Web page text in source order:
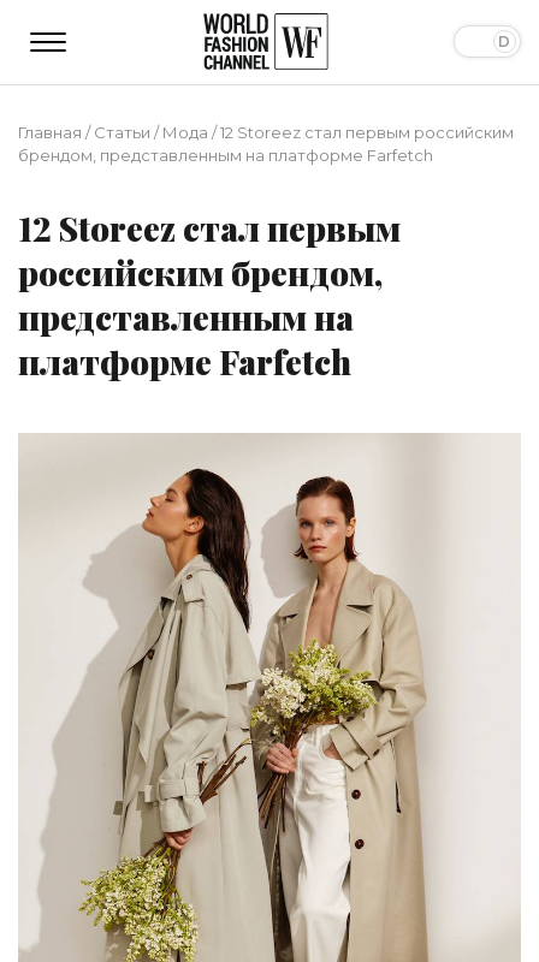
Главная /Статьи /Мода /12 Storeez стал первым российским
брендом, представленным на платформе Farfetch
12 Storeez стал первым
российским брендом,
представленным на
платформе Farfetch